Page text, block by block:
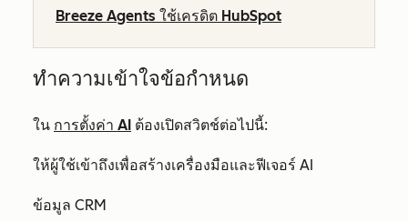
Breeze Agents ใช้เครดิต HubSpot
ทำความเข้าใจข้อกำหนด
ใน การตั้งค่า AI ต้องเปิดสวิตช์ต่อไปนี้:
ให้ผู้ใช้เข้าถึงเพื่อสร้างเครื่องมือและฟีเจอร์ AI
ข้อมูล CRM